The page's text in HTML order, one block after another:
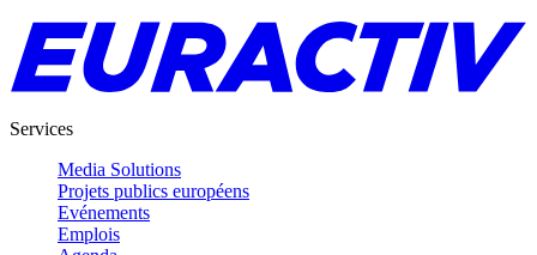
Services
Media Solutions
Projets publics européens
Evénements
Emplois